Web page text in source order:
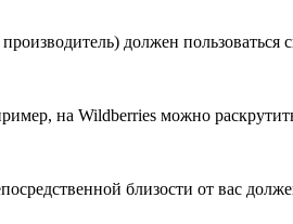
должен пользоваться
на Wildberries можно
близости от вас